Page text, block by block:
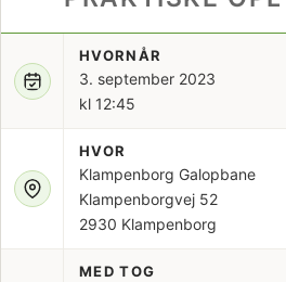
HVORNÅR
3. september 2023
kl 12:45
HVOR
Klampenborg Galopbane
Klampenborgvej 52
2930 Klampenborg
MED TOG